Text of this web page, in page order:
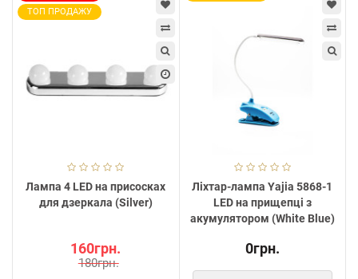
ТОП ПРОДАЖУ
Лампа 4 LED на присосках
для дзеркала (Silver)
160грн.
180грн.
Ліхтар-лампа Yajia 5868-1
LED на прищепці з
акумулятором (White Blue)
0грн.